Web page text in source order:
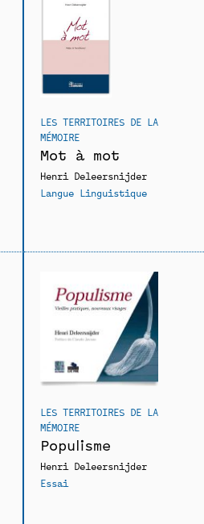
LES TERRITOIRES DE LA
MÉMOIRE
Mot à mot
Henri Deleersnijder
Langue Linguistique
LES TERRITOIRES DE LA
MÉMOIRE
Populisme
Henri Deleersnijder
Essai